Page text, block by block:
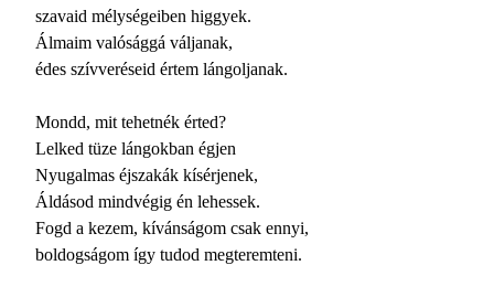
szavaid mélységeiben higgyek.
Álmaim valósággá váljanak,
édes szívveréseid értem lángoljanak.
Mondd, mit tehetnék érted?
Lelked tüze lángokban égjen
Nyugalmas éjszakák kísérjenek,
Áldásod mindvégig én lehessek.
Fogd a kezem, kívánságom csak ennyi,
boldogságom így tudod megteremteni.